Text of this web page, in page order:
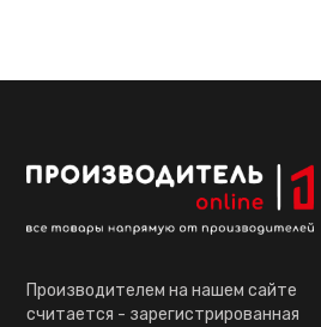
Производителем на нашем сайте
считается - зарегистрированная